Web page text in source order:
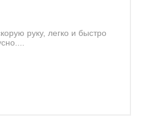
руку, легко и быстро